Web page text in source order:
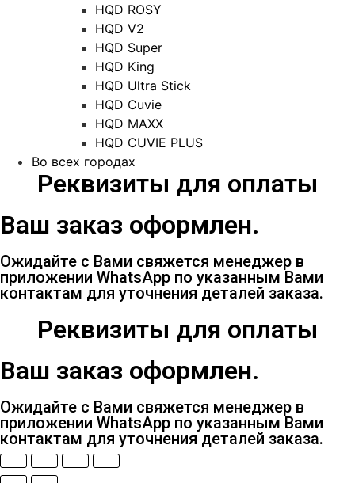
HQD ROSY
HQD V2
HQD Super
HQD King
HQD Ultra Stick
HQD Cuvie
HQD MAXX
HQD CUVIE PLUS
Во всех городах
Реквизиты для оплаты
Ваш заказ оформлен.
Ожидайте с Вами свяжется менеджер в
приложении WhatsApp по указанным Вами
контактам для уточнения деталей заказа.
Реквизиты для оплаты
Ваш заказ оформлен.
Ожидайте с Вами свяжется менеджер в
приложении WhatsApp по указанным Вами
контактам для уточнения деталей заказа.